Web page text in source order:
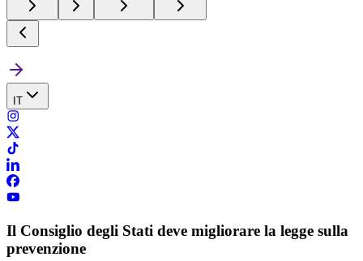
IT
Il Consiglio degli Stati deve migliorare la legge sulla
prevenzione